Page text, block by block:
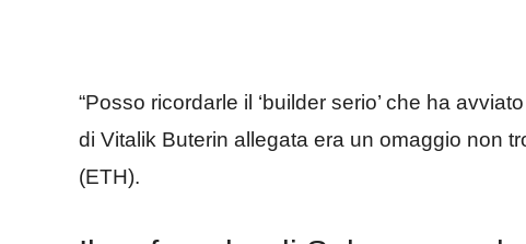
“Posso ricordarle il ‘builder serio’ che ha
di Vitalik Buterin allegata era un omaggio non
(ETH).